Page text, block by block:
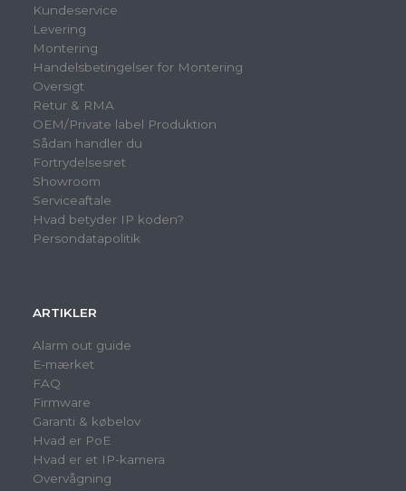
Kundeservice
Levering
Montering
Handelsbetingelser for Montering
Oversigt
Retur & RMA
OEM/Private label Produktion
Sådan handler du
Fortrydelsesret
Showroom
Serviceaftale
Hvad betyder IP koden?
Persondatapolitik
ARTIKLER
Alarm out guide
E-mærket
FAQ
Firmware
Garanti & købelov
Hvad er PoE
Hvad er et IP-kamera
Overvågning